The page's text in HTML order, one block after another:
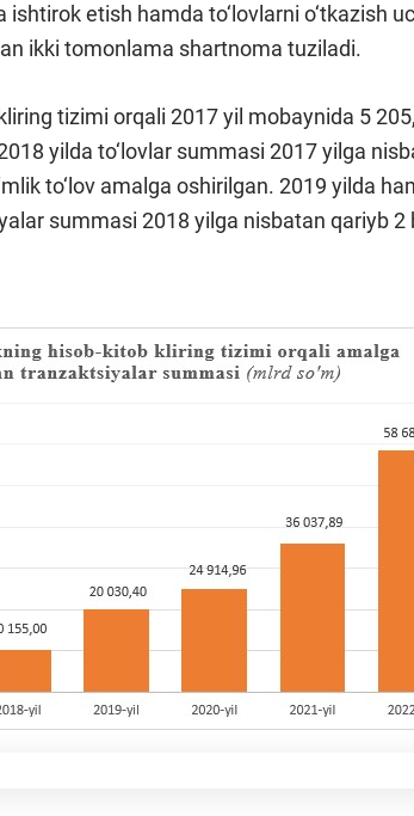
etish hamda to‘lovlarni o‘tkazish
ikki tomonlama shartnoma tuziladi.
tizimi orqali 2017 yil mobaynida 5
yilda to‘lovlar summasi 2017 yilga
to‘lov amalga oshirilgan. 2019 yilda
summasi 2018 yilga nisbatan qariyb 2